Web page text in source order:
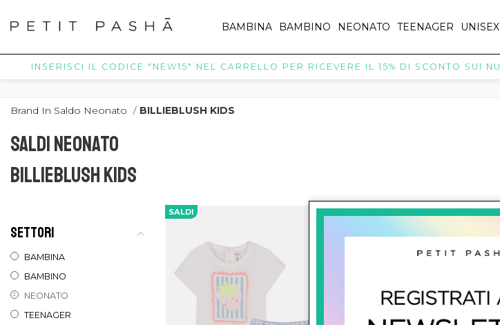
BAMBINA BAMBINO NEONATO TEENAGER
INSERISCI IL CODICE "NEW15" NEL CARRELLO PER RICEVERE IL 15% DI SCONTO SUI
Brand In Saldo Neonato / BILLIEBLUSH KIDS
SALDI NEONATO
BILLIEBLUSH KIDS
SETTORI
BAMBINA
BAMBINO
NEONATO
TEENAGER
SALDI